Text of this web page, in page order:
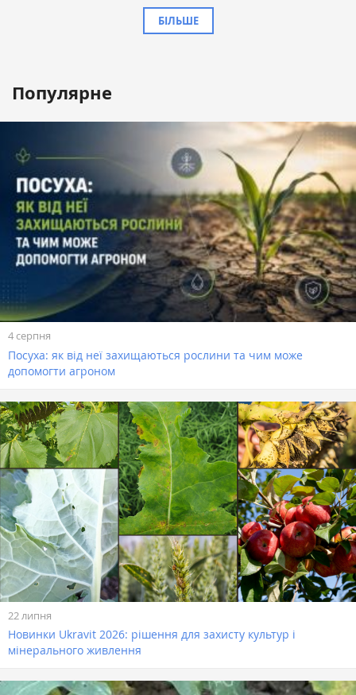
БІЛЬШЕ
Популярне
4 серпня
Посуха: як від неї захищаються рослини та чим може
допомогти агроном
22 липня
Новинки Ukravit 2026: рішення для захисту культур і
мінерального живлення